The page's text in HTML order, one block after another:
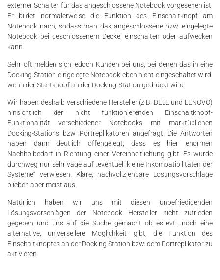
externer Schalter für das angeschlossene Notebook vorgesehen ist.
Er bildet normalerweise die Funktion des Einschaltknopf am
Notebook nach, sodass man das angeschlossene bzw. eingelegte
Notebook bei geschlossenem Deckel einschalten oder aufwecken
kann.
Sehr oft melden sich jedoch Kunden bei uns, bei denen das in eine
Docking-Station eingelegte Notebook eben nicht eingeschaltet wird,
wenn der Startknopf an der Docking-Station gedrückt wird.
Wir haben deshalb verschiedene Hersteller (z.B. DELL und LENOVO)
hinsichtlich der nicht funktionierenden Einschaltknopf-
Funktionalität verschiedener Notebooks mit marktüblichen
Docking-Stations bzw. Portreplikatoren angefragt. Die Antworten
haben dann deutlich offengelegt, dass es hier enormen
Nachholbedarf in Richtung einer Vereinheitlichung gibt. Es wurde
durchweg nur sehr vage auf „eventuell kleine Inkompatibilitäten der
Systeme“ verwiesen. Klare, nachvollziehbare Lösungsvorschläge
blieben aber meist aus.
Natürlich haben wir uns mit diesen unbefriedigenden
Lösungsvorschlägen der Notebook Hersteller nicht zufrieden
gegeben und uns auf die Suche gemacht ob es evtl. noch eine
alternative, universellere Möglichkeit gibt, die Funktion des
Einschaltknopfes an der Docking Station bzw. dem Portreplikator zu
aktivieren.